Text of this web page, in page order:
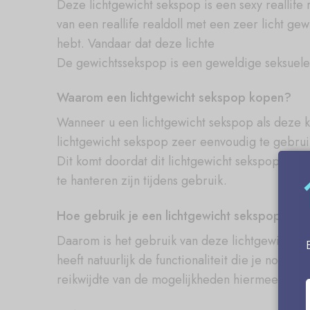
Deze lichtgewicht sekspop is een sexy
van een reallife realdoll met een zeer licht
hebt. Vandaar dat deze lichte
De gewichtssekspop is een geweldige
Waarom een lichtgewicht sekspop kopen?
Wanneer u een lichtgewicht sekspop als deze
lichtgewicht sekspop zeer eenvoudig te
Dit komt doordat dit lichtgewicht
te hanteren zijn tijdens gebruik.
Hoe gebruik je een lichtgewicht sekspop?
Daarom is het gebruik van deze lichtgewicht
heeft natuurlijk de functionaliteit die je nodig
reikwijdte van de mogelijkheden hiermee.